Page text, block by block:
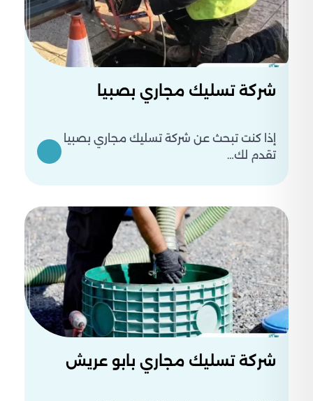
تحافظ على الموقع دون فوضى أو تعطيل الاستخدام،
مع شرح واضح للحالة قبل البدء وتحديد الإجراء المناسب
والتكلفة بشكل مباشر.
كما نتعامل بمرونة مع مختلف الحالات، من الانسدادات
بعد الخدمة للتأكد من استقرار التصريف وعدم رجوع
ينعكس على راحتك اليومية داخل المكان. للحجز والتدخل
السريع: 0550234190
شركة تسليك مجاري بصبيا
إذا كنت تبحث عن شركة تسليك مجاري بصبيا
تقدم لك…
شركة تسليك مجاري بابو عريش